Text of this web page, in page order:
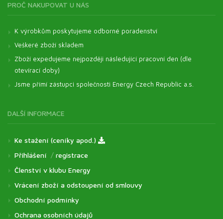
PROČ NAKUPOVAT U NÁS
K výrobkům poskytujeme odborné poradenství
Veškeré zboží skladem
Zboží expedujeme nejpozději následující pracovní den (dle
otevírací doby)
Jsme přímí zástupci společnosti Energy Czech Republic a.s.
DALŠÍ INFORMACE
Ke stažení (ceníky apod.)
Přihlášení / registrace
Členství v klubu Energy
Vrácení zboží a odstoupení od smlouvy
Obchodní podmínky
Ochrana osobních údajů